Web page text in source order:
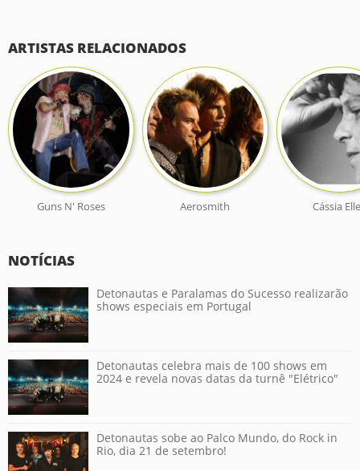
ARTISTAS RELACIONADOS
Guns N' Roses Aerosmith Cássia
NOTÍCIAS
Detonautas e Paralamas do Sucesso realizarão
shows especiais em Portugal
Detonautas celebra mais de 100 shows em
2024 e revela novas datas da turnê "Elétrico"
Detonautas sobe ao Palco Mundo, do Rock in
Rio, dia 21 de setembro!